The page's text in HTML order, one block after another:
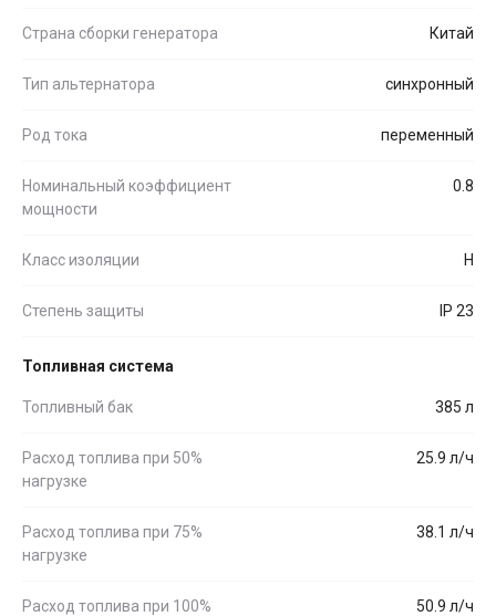
Страна сборки генератора Китай
Тип альтернатора синхронный
Род тока переменный
Номинальный коэффициент
мощности
0.8
Класс изоляции H
Степень защиты IP 23
Топливная система
Топливный бак 385 л
Расход топлива при 50%
нагрузке
25.9 л/ч
Расход топлива при 75%
нагрузке
38.1 л/ч
Расход топлива при 100%
50.9 л/ч